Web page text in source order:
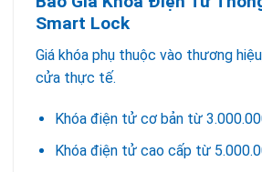
Smart Lock
Giá khóa phụ thuộc vào thương
cửa thực tế.
Khóa điện tử cơ bản từ
Khóa điện tử cao cấp từ